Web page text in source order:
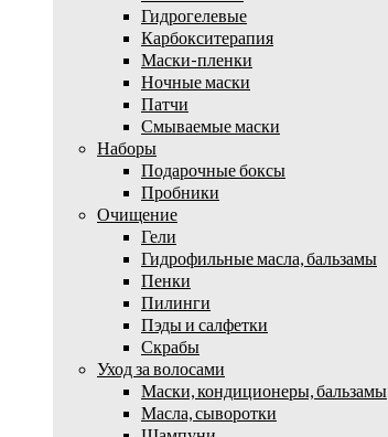
Гидрогелевые
Карбокситерапия
Маски-пленки
Ночные маски
Патчи
Смываемые маски
Наборы
Подарочные боксы
Пробники
Очищение
Гели
Гидрофильные масла, бальзамы
Пенки
Пилинги
Пэды и салфетки
Скрабы
Уход за волосами
Маски, кондиционеры, бальзамы
Масла, сыворотки